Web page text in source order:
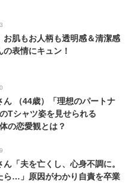
お肌もお人柄も透明感＆清潔感
表情にキュン！
ん （44歳）「理想のパートナ
Tシャツ姿を見せられる
の恋愛観とは？
「夫を亡くし、心身不調に。
ら…」原因がわかり自責を卒業